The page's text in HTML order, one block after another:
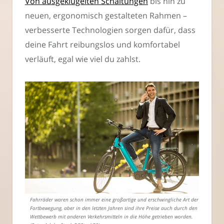
neuen, ergonomisch gestalteten Rahmen –
verbesserte Technologien sorgen dafür, dass
deine Fahrt reibungslos und komfortabel
verläuft, egal wie viel du zahlst.
Fahrräder waren schon immer eine großartige und erschwingliche Art der
Fortbewegung, aber in den letzten Jahren sind ihre Preise auch durch den
Wettbewerb mit anderen Verkehrsmitteln in die Höhe getrieben worden.